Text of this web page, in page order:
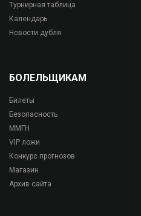
Турнирная таблица
Календарь
Новости дубля
БОЛЕЛЬЩИКАМ
Билеты
Безопасность
ММГН
VIP ложи
Конкурс прогнозов
Магазин
Архив сайта